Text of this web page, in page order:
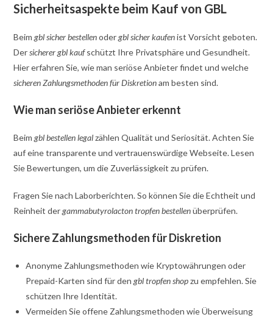
Sicherheitsaspekte beim Kauf von GBL
Beimgbl sicher bestellenodergbl sicher kaufenist Vorsicht geboten.
Dersicherer gbl kaufschützt Ihre Privatsphäre und Gesundheit.
Hier erfahren Sie, wie man seriöse Anbieter findet und welche
sicheren Zahlungsmethoden für Diskretionam besten sind.
Wie man seriöse Anbieter erkennt
Beimgbl bestellen legalzählen Qualität und Seriosität. Achten Sie
auf eine transparente und vertrauenswürdige Webseite. Lesen
Sie Bewertungen, um die Zuverlässigkeit zu prüfen.
Fragen Sie nach Laborberichten. So können Sie die Echtheit und
Reinheit dergammabutyrolacton tropfen bestellenüberprüfen.
Sichere Zahlungsmethoden für Diskretion
Anonyme Zahlungsmethoden wie Kryptowährungen oder
Prepaid-Karten sind für dengbl tropfen shopzu empfehlen. Sie
schützen Ihre Identität.
Vermeiden Sie offene Zahlungsmethoden wie Überweisung